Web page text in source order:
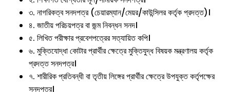
৩. নাগরিকত্ব সনদপত্র (চেয়ারম্যান/মেয়র/কাউন্সিলর কর্তৃক প্রদত্ত)।
৪. জাতীয় পরিচয়পত্র বা জন্ম নিবন্ধন সনদ।
৫. লিখিত পরীক্ষার প্রবেশপত্রের সত্যায়িত কপি।
৬. মুক্তিযোদ্ধা কোটার প্রার্থীর ক্ষেত্রে মুক্তিযুদ্ধ বিষয়ক মন্ত্রণালয় কর্তৃক
প্রদত্ত সনদপত্র।
৭. শারীরিক প্রতিবন্ধী বা তৃতীয় লিঙ্গের প্রার্থীর ক্ষেত্রে উপযুক্ত কর্তৃপক্ষের
সনদপত্র।